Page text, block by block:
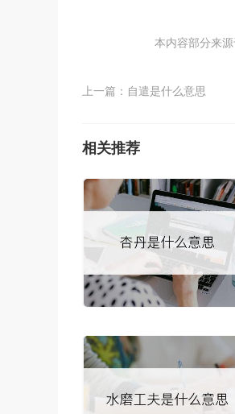
本内容部分来
上一篇： 自遣是什么意思
相关推荐